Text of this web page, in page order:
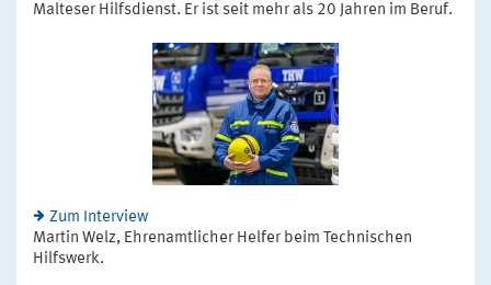
Malteser Hilfsdienst. Er ist seit mehr als 20 Jahren im Beruf.
Zum Interview
Martin Welz, Ehrenamtlicher Helfer beim Technischen
Hilfswerk.